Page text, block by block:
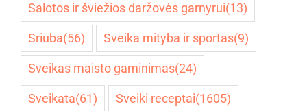
Salotos ir šviežios daržovės garnyrui(13)
Sriuba(56) Sveika mityba ir sportas(9)
Sveikas maisto gaminimas(24)
Sveikata(61) Sveiki receptai(1605)